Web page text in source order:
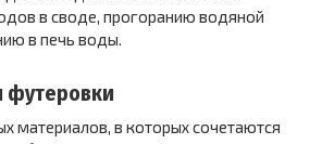
в своде, прогоранию водяной
в печь воды.
футеровки
материалов, в которых сочетаются